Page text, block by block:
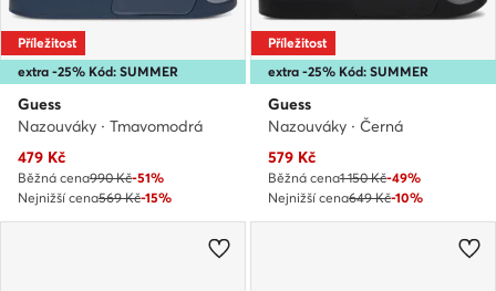
extra -25% Kód: SUMMER
Příležitost
Guess
Nazouváky · Tmavomodrá
Aktuální cena
479 Kč
Běžná cena990 Kč-51%
Nejnižší cena569 Kč-15%
extra -25% Kód: SUMMER
Příležitost
Guess
Nazouváky · Černá
Aktuální cena
579 Kč
Běžná cena1 150 Kč-49%
Nejnižší cena649 Kč-10%